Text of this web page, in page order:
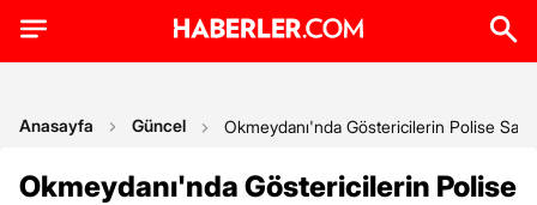
Anasayfa Güncel Okmeydanı'nda Göstericilerin Polise
Okmeydanı'nda Göstericilerin Polise